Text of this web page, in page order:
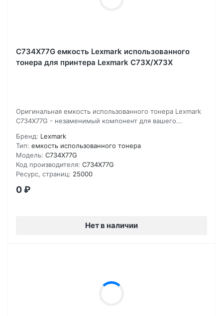
C734X77G емкость Lexmark использованного
тонера для принтера Lexmark C73X/X73X
Оригинальная емкость использованного тонера Lexmark
C734X77G - незаменимый компонент для вашего...
Бренд: Lexmark
Тип: емкость использованного тонера
Модель: C734X77G
Код производителя: C734X77G
Ресурс, страниц: 25000
0₽
Нет в наличии